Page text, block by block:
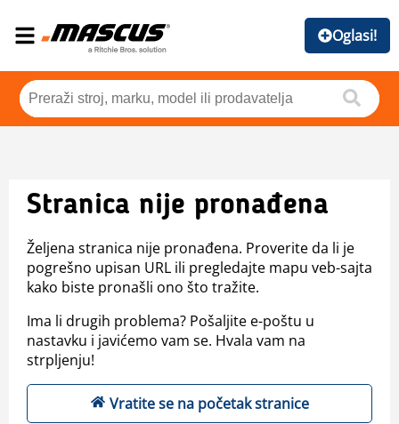
Oglasi!
Stranica nije pronađena
Željena stranica nije pronađena. Proverite da li je
pogrešno upisan URL ili pregledajte mapu veb-sajta
kako biste pronašli ono što tražite.
Ima li drugih problema? Pošaljite e-poštu u
nastavku i javićemo vam se. Hvala vam na
strpljenju!
Vratite se na početak stranice